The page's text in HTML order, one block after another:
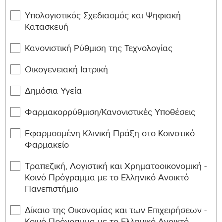
EDUC-
518DG
Μουσειοπαιδαγωγική
EDUC-
Αναλυτικό Πρόγραμμα Μουσικής:
EDUC-
538DG
Τεχνών: Θεωρία και Σχολική
542DG
Τέχνες και Ποιότητα Ζωής
646DG
EDUC-
648DG
Θεατρική Αγωγή και Τέχνη της
Αφήγησης
EDUC-
Υπολογιστικός Σχεδιασμός και Ψηφιακή
Κατασκευή
Κανονιστική Ρύθμιση της Τεχνολογίας
Οικογενειακή Ιατρική
Δημόσια Υγεία
Φαρμακορρύθμιση/Κανονιστικές Υποθέσεις
Εφαρμοσμένη Κλινική Πράξη στο Κοινοτικό
Φαρμακείο
Τραπεζική, Λογιστική και Χρηματοοικονομική -
Κοινό Πρόγραμμα με το Ελληνικό Ανοικτό
Πανεπιστήμιο
Δίκαιο της Οικονομίας και των Επιχειρήσεων -